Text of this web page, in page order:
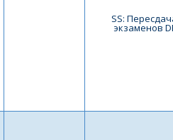
SS:
экзаменов